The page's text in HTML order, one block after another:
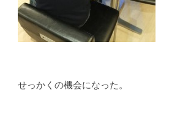
せっかくの機会になった。